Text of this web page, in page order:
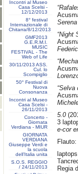
Incontri al Museo
Casa Scelsi -
12/12/2013
8° festival
Internazionale di
Chitarra/8/12/2013
GMF2013
G.E.R.M.I.
MUSIC
FESTIVAL - The
Web of Life
30/11/2013 ASS.
Cul. lo
Scompiglio
50° Festival di
Nuova
Consonanza
Incontri al Museo
Casa Scelsi -
26/11/2013
Concerto -
Giornata
Verdiana - MIUR
GIORNATA
VERDIANA
Giuseppe Verdi e
la scuola
dell’Italia unita
S.O.S. REGGIO
/ 24/11/2013
“Night
“Selva
5.0
3
e-cor
Regia